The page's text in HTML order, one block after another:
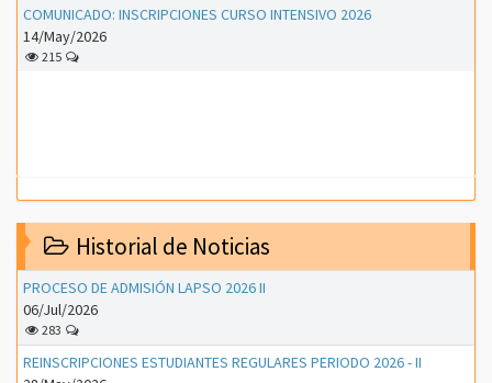
COMUNICADO: INSCRIPCIONES CURSO INTENSIVO 2026
14/May/2026
215
Historial de Noticias
PROCESO DE ADMISIÓN LAPSO 2026 II
06/Jul/2026
283
REINSCRIPCIONES ESTUDIANTES REGULARES PERIODO 2026 - II